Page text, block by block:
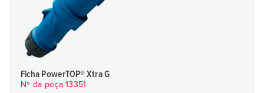
Ficha PowerTOP® Xtra G
Nº da peça 13351